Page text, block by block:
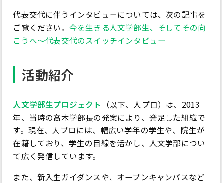
代表交代に伴うインタビューについては、次の記事を
ご覧ください。 今を生きる人文学部生、そしてその向
こうへ～代表交代のスイッチインタビュー
活動紹介
人文学部生プロジェクト （以下、人プロ）は、2013
年、当時の高木学部長の発案により、発足した組織で
す。現在、人プロには、幅広い学年の学生や、院生が
在籍しており、学生の目線を活かし、人文学部につい
て広く発信しています。
また、新入生ガイダンスや、オープンキャンパスなど